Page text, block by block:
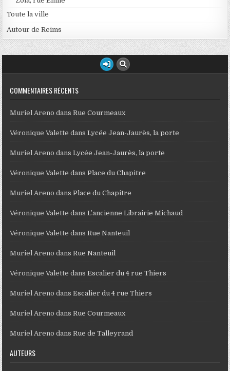
Toute la ville
Autour de Reims
COMMENTAIRES RÉCENTS
Muriel Areno dansRue Courmeaux
Véronique Valette dansLycée Jean-Jaurès, la porte
Muriel Areno dansLycée Jean-Jaurès, la porte
Véronique Valette dansPlace du Chapitre
Muriel Areno dansPlace du Chapitre
Véronique Valette dansL’ancienne Librairie Michaud
Véronique Valette dansRue Nanteuil
Muriel Areno dansRue Nanteuil
Véronique Valette dansEscalier du 4 rue Thiers
Muriel Areno dansEscalier du 4 rue Thiers
Muriel Areno dansRue Courmeaux
Muriel Areno dansRue de Talleyrand
AUTEURS